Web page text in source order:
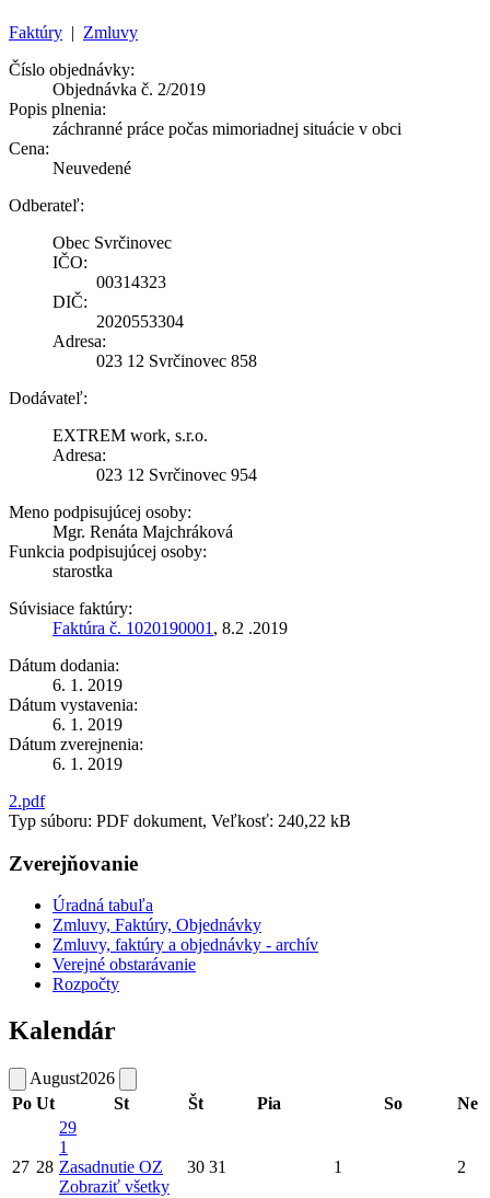
Faktúry | Zmluvy
Číslo objednávky:
Objednávka č. 2/2019
Popis plnenia:
záchranné práce počas mimoriadnej situácie v obci
Cena:
Neuvedené
Odberateľ:
Obec Svrčinovec
IČO:
00314323
DIČ:
2020553304
Adresa:
023 12 Svrčinovec 858
Dodávateľ:
EXTREM work, s.r.o.
Adresa:
023 12 Svrčinovec 954
Meno podpisujúcej osoby:
Mgr. Renáta Majchráková
Funkcia podpisujúcej osoby:
starostka
Súvisiace faktúry:
Faktúra č. 1020190001 , 8.2 .2019
Dátum dodania:
6. 1. 2019
Dátum vystavenia:
6. 1. 2019
Dátum zverejnenia:
6. 1. 2019
2.pdf
Typ súboru: PDF dokument, Veľkosť: 240,22 kB
Zverejňovanie
Úradná tabuľa
Zmluvy, Faktúry, Objednávky
Zmluvy, faktúry a objednávky - archív
Verejné obstarávanie
Rozpočty
Kalendár
August2026
Po Ut St Št Pia So Ne
27 28
29
1
Zasadnutie OZ
Zobraziť všetky
30 31 1 2